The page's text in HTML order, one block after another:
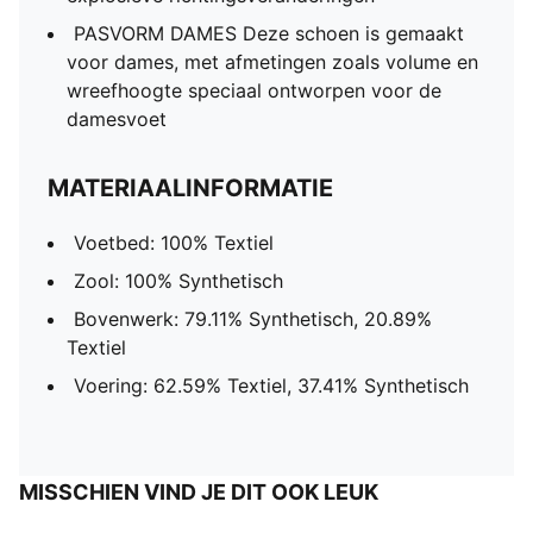
PASVORM DAMES Deze schoen is gemaakt
voor dames, met afmetingen zoals volume en
wreefhoogte speciaal ontworpen voor de
damesvoet
MATERIAALINFORMATIE
Voetbed: 100% Textiel
Zool: 100% Synthetisch
Bovenwerk: 79.11% Synthetisch, 20.89%
Textiel
Voering: 62.59% Textiel, 37.41% Synthetisch
MISSCHIEN VIND JE DIT OOK LEUK